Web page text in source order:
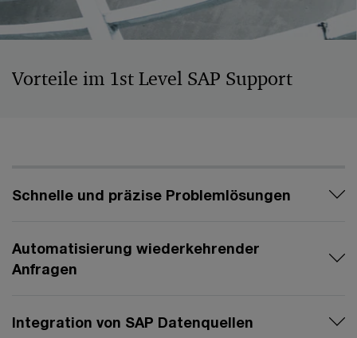
Vorteile im 1st Level SAP Support
Schnelle und präzise Problemlösungen
Automatisierung wiederkehrender
Anfragen
Integration von SAP Datenquellen